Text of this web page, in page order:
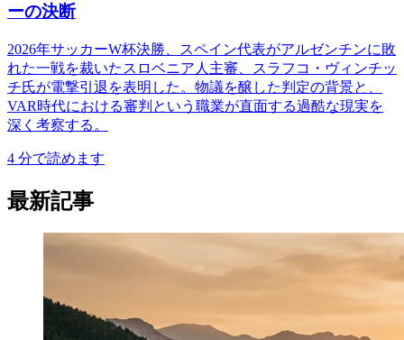
ーの決断
2026年サッカーW杯決勝、スペイン代表がアルゼンチンに敗
れた一戦を裁いたスロベニア人主審、スラフコ・ヴィンチッ
チ氏が電撃引退を表明した。物議を醸した判定の背景と、
VAR時代における審判という職業が直面する過酷な現実を
深く考察する。
4 分で読めます
最新記事